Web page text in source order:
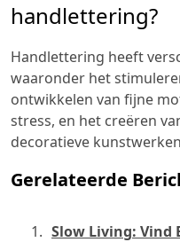
handlettering?
Handlettering heeft
waaronder het
ontwikkelen van fijne
stress, en het creëren
decoratieve
Gerelateerde
Slow Living: Vind